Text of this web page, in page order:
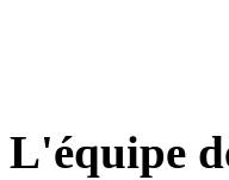
L'équipe